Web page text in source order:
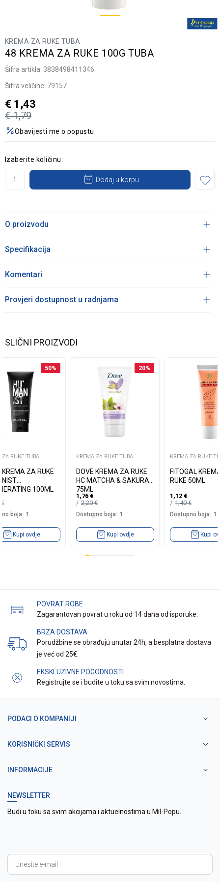
KREMA ZA RUKE TUBA
48 KREMA ZA RUKE 100G TUBA
Šifra artikla: 3838498411346
Šifra veličine: 79157
€ 1,79
€ 1,43
Obavijesti me o popustu
Izaberite količinu:
Dodaj u korpu
O proizvodu
Specifikacija
Komentari
Provjeri dostupnost u radnjama
SLIČNI PROIZVODI
50%
ZA RUKE TUBA
KREMA ZA RUKE
100ML
€
boja: 1
Kupi ovdje
20%
KREMA ZA RUKE TUBA
DOVE KREMA ZA RUKE
HC MATCHA & SAKURA
75ML
1,76 €
2,20€
Dostupno boja: 1
Kupi ovdje
KREMA ZA RUKE
FITOGAL
RUKE 50ML
1,12 €
1,40€
Dostupno boja: 1
Kupi
POVRAT ROBE
Zagarantovan povrat u roku od 14 dana od isporuke.
BRZA DOSTAVA
Porudžbine se obrađuju unutar 24h, a besplatna dostava
je već od 25€.
EKSKLUZIVNE POGODNOSTI
Registrujte se i budite u toku sa svim novostima.
PODACI O KOMPANIJI
KORISNIČKI SERVIS
INFORMACIJE
NEWSLETTER
Budi u toku sa svim akcijama i aktuelnostima u Mil-Popu.